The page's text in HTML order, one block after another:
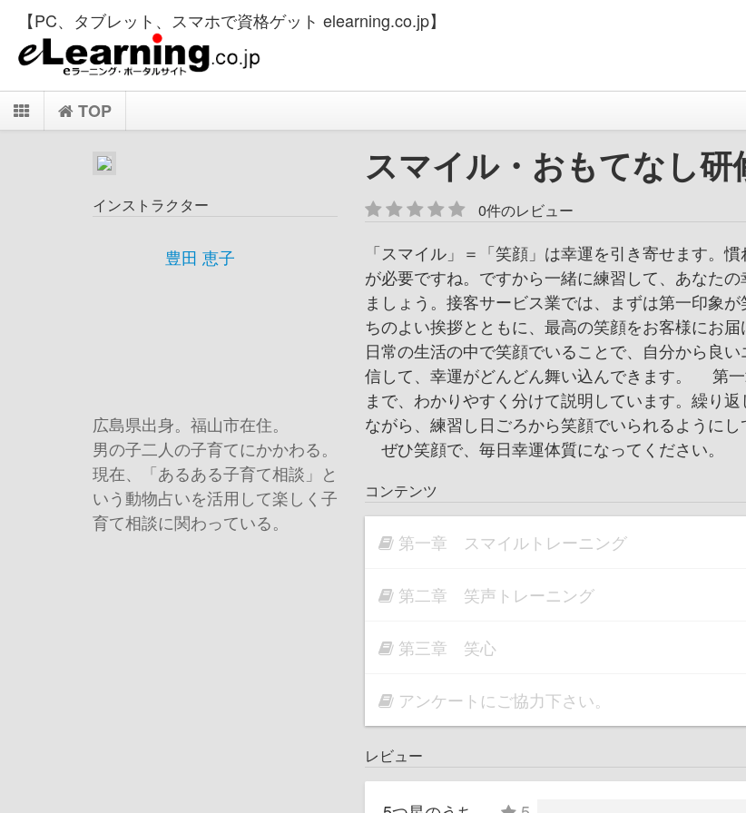
【PC、タブレット、スマホで資格ゲット elearning.co.jp】
TOP
インストラクター
豊田 恵子
広島県出身。福山市在住。
男の子二人の子育てにかかわる。
現在、「あるある子育て相談」と
いう動物占いを活用して楽しく子
育て相談に関わっている。
スマイル・おもてなし研
0件のレビュー
「スマイル」＝「笑顔」は幸運を引き寄せます。
が必要ですね。ですから一緒に練習して、あなた
ましょう。接客サービス業では、まずは第一印象
ちのよい挨拶とともに、最高の笑顔をお客様にお届
日常の生活の中で笑顔でいることで、自分から良
信して、幸運がどんどん舞い込んできます。 第
まで、わかりやすく分けて説明しています。繰り
ながら、練習し日ごろから笑顔でいられるようにし
ぜひ笑顔で、毎日幸運体質になってください。
コンテンツ
第一章 スマイルトレーニング
第二章 笑声トレーニング
第三章 笑心
アンケートにご協力下さい。
レビュー